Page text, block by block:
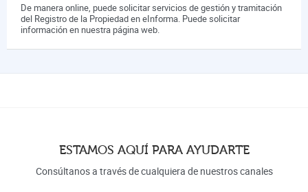
De manera online, puede solicitar servicios de gestión y tramitación
del Registro de la Propiedad en eInforma. Puede solicitar
información en nuestra página web.
ESTAMOS AQUÍ PARA AYUDARTE
Consúltanos a través de cualquiera de nuestros canales